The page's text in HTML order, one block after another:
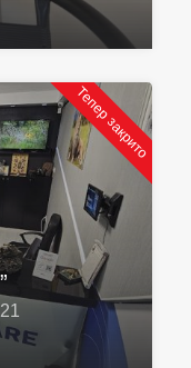
Тепер закрито